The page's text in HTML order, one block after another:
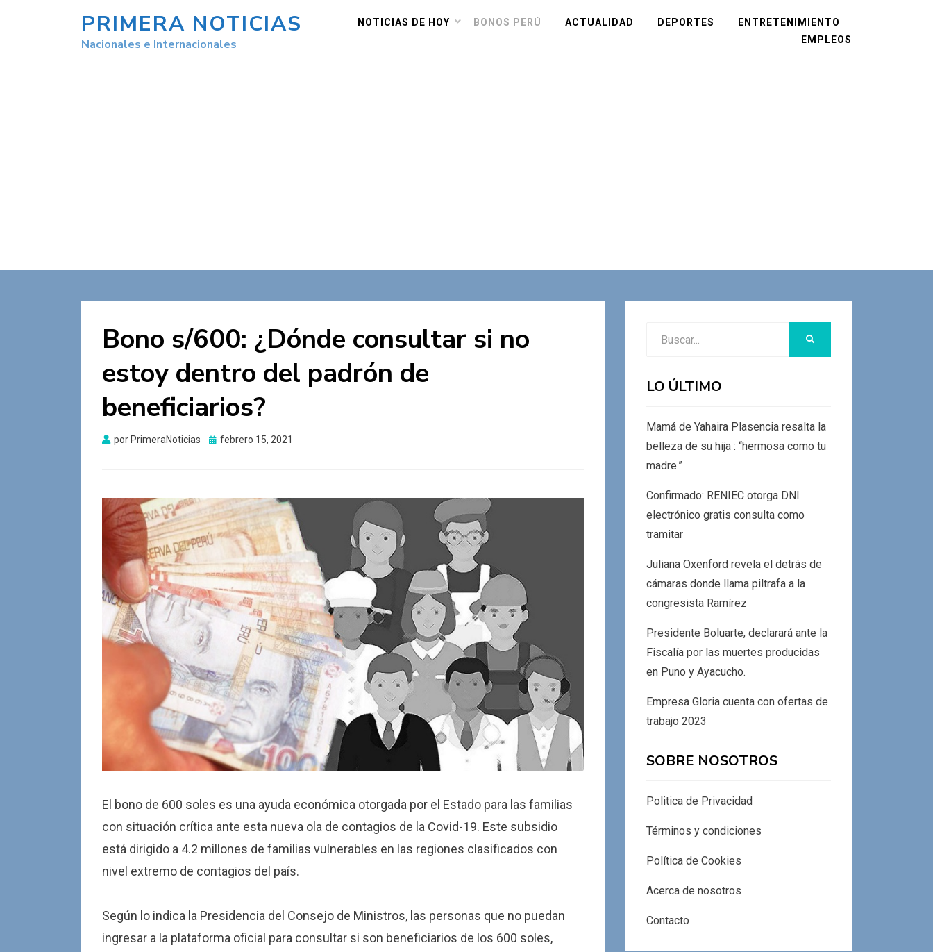
PRIMERA NOTICIAS
Nacionales e Internacionales
NOTICIAS DE HOY BONOS PERÚ ACTUALIDAD DEPORTES
ENTRETENIMIENTO
EMPLEOS
Bono s/600: ¿Dónde consultar si no
estoy dentro del padrón de
beneficiarios?
por PrimeraNoticias
Publicado
febrero 15, 2021
El bono de 600 soles es una ayuda económica otorgada por el Estado para las familias
con situación crítica ante esta nueva ola de contagios de la Covid-19. Este subsidio
está dirigido a 4.2 millones de familias vulnerables en las regiones clasificados con
nivel extremo de contagios del país.
Según lo indica la Presidencia del Consejo de Ministros, las personas que no puedan
ingresar a la plataforma oficial para consultar si son beneficiarios de los 600 soles,
LO ÚLTIMO
Mamá de Yahaira Plasencia resalta la
belleza de su hija : “hermosa como tu
madre.”
Confirmado: RENIEC otorga DNI
electrónico gratis consulta como
tramitar
Juliana Oxenford revela el detrás de
cámaras donde llama piltrafa a la
congresista Ramírez
Presidente Boluarte, declarará ante la
Fiscalía por las muertes producidas
en Puno y Ayacucho.
Empresa Gloria cuenta con ofertas de
trabajo 2023
SOBRE NOSOTROS
Politica de Privacidad
Términos y condiciones
Política de Cookies
Acerca de nosotros
Contacto